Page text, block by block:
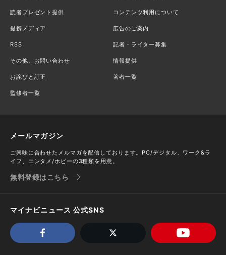
読者プレゼント提供 コンテンツ利用について
提携メディア 広告のご案内
RSS 記者・ライター募集
その他、お問い合わせ 情報提供
お詫びと訂正 著者一覧
監修者一覧
メールマガジン
ご興味に合わせたメルマガを配信しております。PC/デジタル、ワーク&ラ
イフ、エンタメ/ホビーの3種類を用意。
無料登録はこちら
マイナビニュース 公式SNS